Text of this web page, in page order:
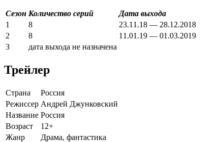
Сезон Количество серий
Дата выхода
1
8
23.11.18 — 28.12.2018
2
8
11.01.19 — 01.03.2019
3
дата выхода не назначена
Трейлер
Страна
Россия
Режиссер Андрей Джунковский
Название Россия
Возраст
12+
Жанр
Драма, фантастика